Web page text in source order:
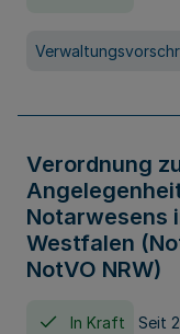
Verordnung
Notarwesens
Westfalen
NotVO NRW)
In Kraft Seit